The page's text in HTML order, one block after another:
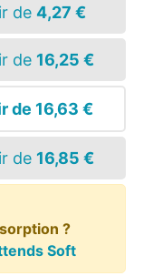
de 4,27 €
de 16,25 €
de 16,63 €
de 16,85 €
?
Soft